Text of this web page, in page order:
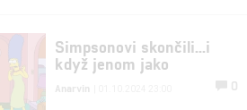
Simpsonovi skončili...i
když jenom jako
Anarvin 0